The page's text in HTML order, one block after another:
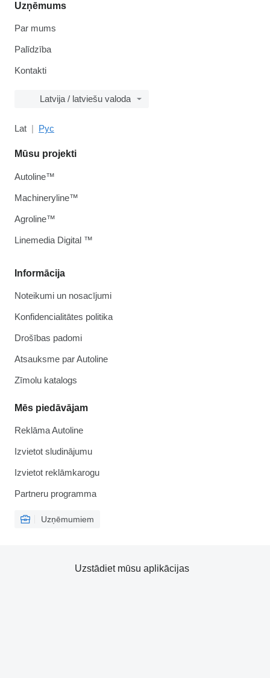
Uzņēmums
Par mums
Palīdzība
Kontakti
Latvija / latviešu valoda
Lat Рус
Informācija
Noteikumi un nosacījumi
Konfidencialitātes politika
Drošības padomi
Atsauksme par Autoline
Zīmolu katalogs
Mēs piedāvājam
Reklāma Autoline
Izvietot sludinājumu
Izvietot reklāmkarogu
Partneru programma
Uzņēmumiem
Mūsu projekti
Autoline™
Machineryline™
Agroline™
Linemedia Digital ™
Uzstādiet mūsu aplikācijas